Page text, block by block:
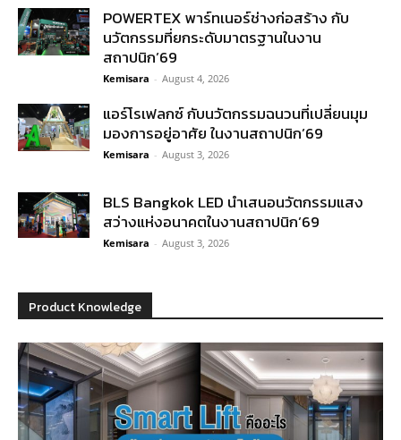
POWERTEX พาร์ทเนอร์ช่างก่อสร้าง กับ
นวัตกรรมที่ยกระดับมาตรฐานในงาน
สถาปนิก’69
Kemisara - August 4, 2026
แอร์โรเฟลกซ์ กับนวัตกรรมฉนวนที่เปลี่ยนมุม
มองการอยู่อาศัย ในงานสถาปนิก’69
Kemisara - August 3, 2026
BLS Bangkok LED นำเสนอนวัตกรรมแสง
สว่างแห่งอนาคตในงานสถาปนิก’69
Kemisara - August 3, 2026
Product Knowledge